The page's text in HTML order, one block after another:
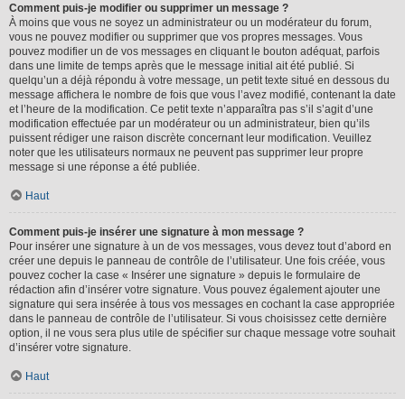
Comment puis-je modifier ou supprimer un message ?
À moins que vous ne soyez un administrateur ou un modérateur du forum,
vous ne pouvez modifier ou supprimer que vos propres messages. Vous
pouvez modifier un de vos messages en cliquant le bouton adéquat, parfois
dans une limite de temps après que le message initial ait été publié. Si
quelqu’un a déjà répondu à votre message, un petit texte situé en dessous du
message affichera le nombre de fois que vous l’avez modifié, contenant la date
et l’heure de la modification. Ce petit texte n’apparaîtra pas s’il s’agit d’une
modification effectuée par un modérateur ou un administrateur, bien qu’ils
puissent rédiger une raison discrète concernant leur modification. Veuillez
noter que les utilisateurs normaux ne peuvent pas supprimer leur propre
message si une réponse a été publiée.
Haut
Comment puis-je insérer une signature à mon message ?
Pour insérer une signature à un de vos messages, vous devez tout d’abord en
créer une depuis le panneau de contrôle de l’utilisateur. Une fois créée, vous
pouvez cocher la case « Insérer une signature » depuis le formulaire de
rédaction afin d’insérer votre signature. Vous pouvez également ajouter une
signature qui sera insérée à tous vos messages en cochant la case appropriée
dans le panneau de contrôle de l’utilisateur. Si vous choisissez cette dernière
option, il ne vous sera plus utile de spécifier sur chaque message votre souhait
d’insérer votre signature.
Haut